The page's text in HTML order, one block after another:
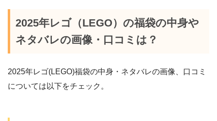
2025年レゴ（LEGO）の福袋の中身や
ネタバレの画像・口コミは？
2025年レゴ(LEGO)福袋の中身・ネタバレの画像、口コミ
については以下をチェック。